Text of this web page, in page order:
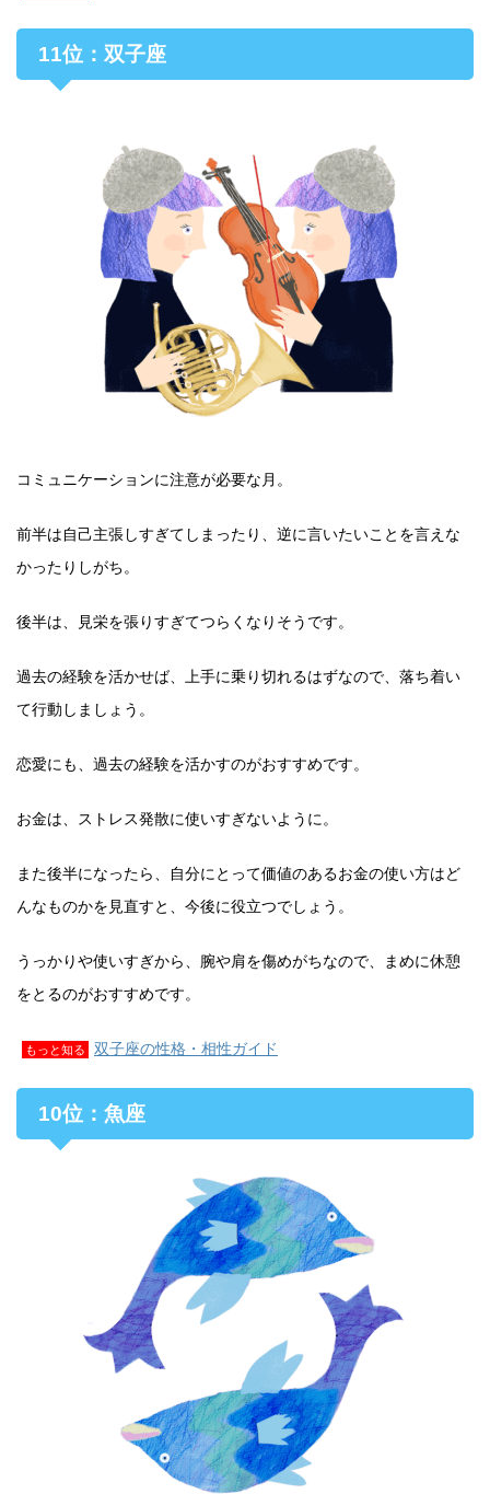
11位：双子座
コミュニケーションに注意が必要な月。
前半は自己主張しすぎてしまったり、逆に言いたいことを言えな
かったりしがち。
後半は、見栄を張りすぎてつらくなりそうです。
過去の経験を活かせば、上手に乗り切れるはずなので、落ち着い
て行動しましょう。
恋愛にも、過去の経験を活かすのがおすすめです。
お金は、ストレス発散に使いすぎないように。
また後半になったら、自分にとって価値のあるお金の使い方はど
んなものかを見直すと、今後に役立つでしょう。
うっかりや使いすぎから、腕や肩を傷めがちなので、まめに休憩
をとるのがおすすめです。
もっと知る 双子座の性格・相性ガイド
10位：魚座